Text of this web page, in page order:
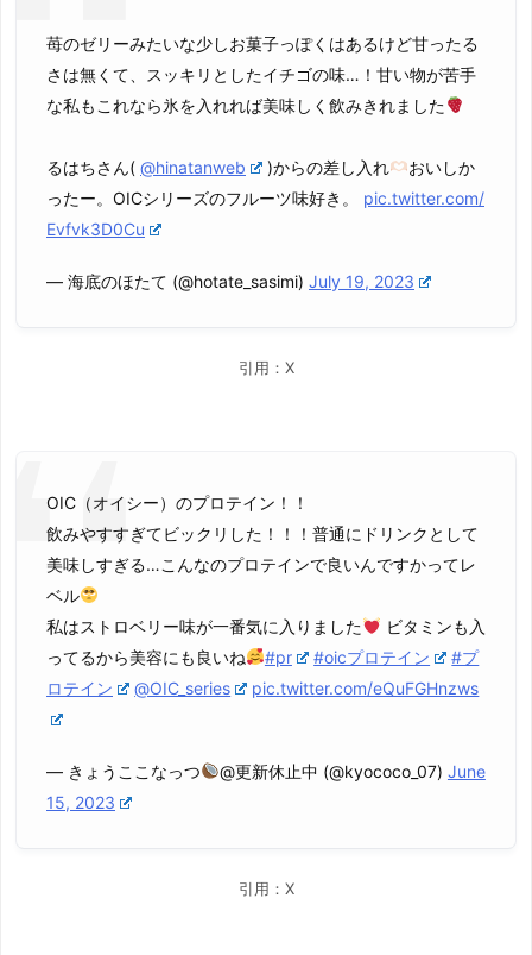
苺のゼリーみたいな少しお菓子っぽくはあるけど甘ったる
さは無くて、スッキリとしたイチゴの味…！甘い物が苦手
な私もこれなら氷を入れれば美味しく飲みきれました
るはちさん( @hinatanweb )からの差し入れ
おいしか
ったー。OICシリーズのフルーツ味好き。 pic.twitter.com/
Evfvk3D0Cu
— 海底のほたて (@hotate_sasimi) July 19, 2023
引用：X
OIC（オイシー）のプロテイン！！
飲みやすすぎてビックリした！！！普通にドリンクとして
美味しすぎる…こんなのプロテインで良いんですかってレ
ベル
私はストロベリー味が一番気に入りました
ビタミンも入
ってるから美容にも良いね
#pr #oicプロテイン
#プ
ロテイン
@OIC_series pic.twitter.com/eQuFGHnzws
— きょうここなっつ @更新休止中 (@kyococo_07) June
15, 2023
引用：X